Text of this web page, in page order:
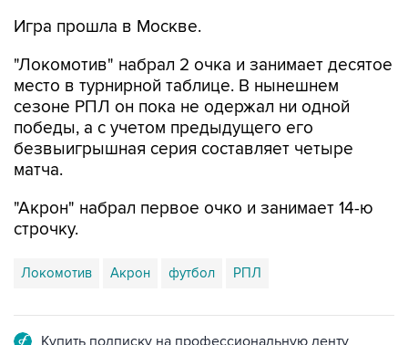
Игра прошла в Москве.
"Локомотив" набрал 2 очка и занимает десятое
место в турнирной таблице. В нынешнем
сезоне РПЛ он пока не одержал ни одной
победы, а с учетом предыдущего его
безвыигрышная серия составляет четыре
матча.
"Акрон" набрал первое очко и занимает 14-ю
строчку.
Локомотив Акрон футбол РПЛ
Купить подписку на профессиональную ленту